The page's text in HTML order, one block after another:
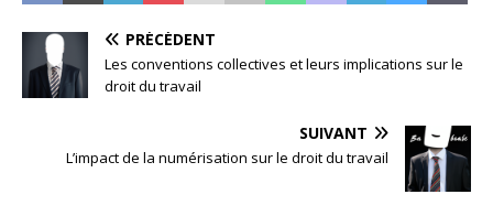
PRÉCÉDENT
Les conventions collectives et leurs implications sur le
droit du travail
SUIVANT
L’impact de la numérisation sur le droit du travail